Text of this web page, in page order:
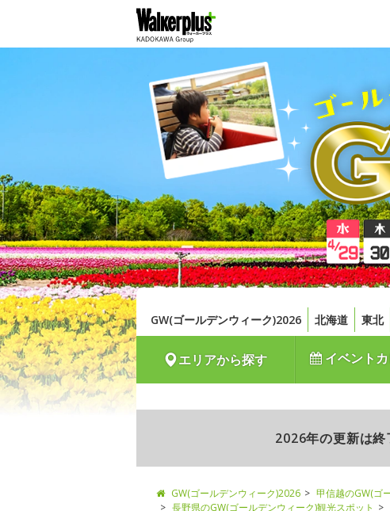
GW(ゴールデンウィーク)2026 北海道 東北
エリアから探す イベント
2026年の更新は終
GW(ゴールデンウィーク)2026 甲信越のGW(ゴ
長野県のGW(ゴールデンウィーク)観光スポット